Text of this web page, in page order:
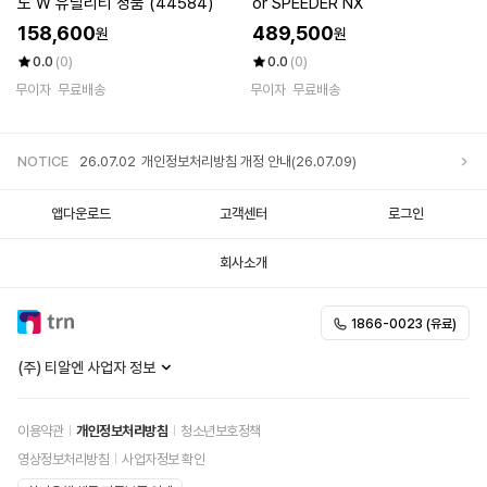
158,600원
0.0 (0)
무이자 무료배송
489,500원
0.0 (0)
무이자 무료배송
NOTICE 26.07.02 개인정보처리방침 개정 안내(26.07.09)
앱다운로드 고객센터 로그인
회사소개
(주) 티알엔 사업자 정보
이용약관 개인정보처리방침
청소년보호정책
영상정보처리방침
사업자정보 확인
1866-0023 (유료)